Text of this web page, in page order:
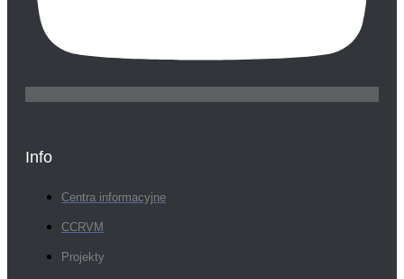
Info
Centra informacyjne
CCRVM
Projekty